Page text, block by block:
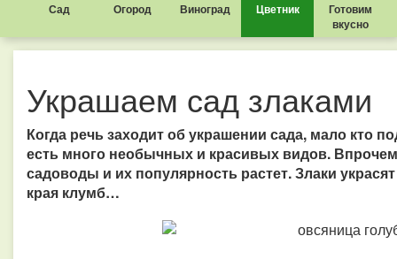
Сад Огород Виноград Цветник
Готовим
вкусно
Украшаем сад злаками
Когда речь заходит об украшении сада, мало кто
есть много необычных и красивых видов.
садоводы и их популярность растет. Злаки
края клумб…